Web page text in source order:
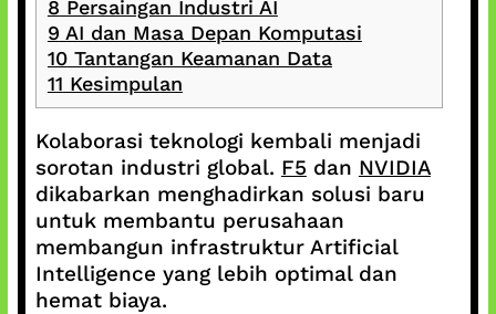
8 Persaingan Industri AI
9 AI dan Masa Depan Komputasi
10Tantangan Keamanan Data
11 Kesimpulan
Kolaborasi teknologi kembali menjadi
sorotan industri global. F5 dan NVIDIA
dikabarkan menghadirkan solusi baru
untuk membantu perusahaan
membangun infrastruktur Artificial
Intelligence yang lebih optimal dan
hemat biaya.